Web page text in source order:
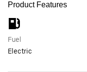
Product Features
Fuel
Electric